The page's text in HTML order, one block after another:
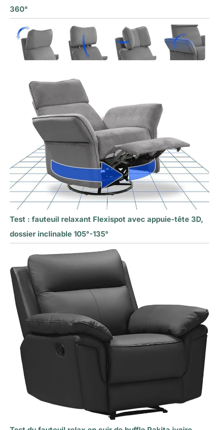
360°
Test : fauteuil relaxant Flexispot avec appuie-tête 3D,
dossier inclinable 105°-135°